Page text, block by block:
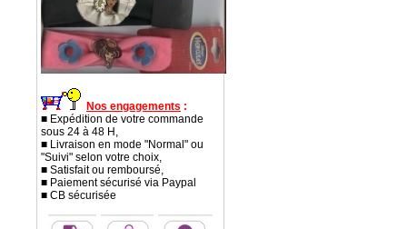
Nos engagements :
■ Expédition de votre commande
sous 24 à 48 H,
■ Livraison en mode "Normal" ou
"Suivi" selon votre choix,
■ Satisfait ou remboursé,
■ Paiement sécurisé via Paypal
■ CB sécurisée